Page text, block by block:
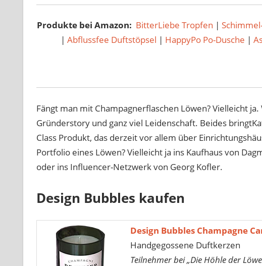
Produkte bei Amazon: BitterLiebe Tropfen |
| Abflussfee Duftstöpsel | HappyPo Po-Dusche |
Fängt man mit Champagnerflaschen Löwen? Vielleicht
Gründerstory und ganz viel Leidenschaft. Beides
Class Produkt, das derzeit vor allem über
Portfolio eines Löwen? Vielleicht ja ins Kaufhaus von
oder ins Influencer-Netzwerk von Georg Kofler.
Design Bubbles kaufen
Design Bubbles Champagne
Handgegossene Duftkerzen
Teilnehmer bei „Die Höhle der